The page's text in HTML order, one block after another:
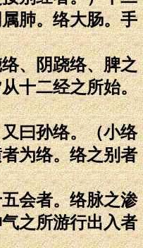
肺。络大肠。手
、阴跷络、脾之
十二经之所始。
曰孙络。（小络
为络。络之别者
会者。络脉之渗
之所游行出入者